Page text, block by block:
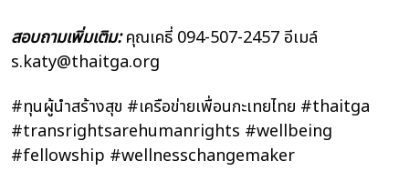
สอบถามเพิ่มเติม:คุณเคธี่ 094-507-2457 อีเมล์
s.katy@thaitga.org
#ทุนผู้นำสร้างสุข #เครือข่ายเพื่อนกะเทยไทย #thaitga
#transrightsarehumanrights #wellbeing
#fellowship #wellnesschangemaker